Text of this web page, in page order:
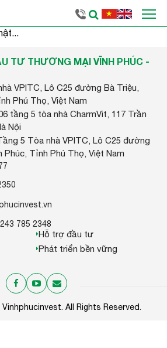
VÀ CHẾ ĐỘ ĐÃI NGỘ THÔNG BÁO
TƯ THƯƠNG MẠI VĨNH PHÚC -
VPITC, Lô C25 đường Bà Triệu,
Phú Thọ, Việt Nam
tầng 5 tòa nhà CharmVit, 117 Trần
Nội
5 Tòa nhà VPITC, Lô C25 đường
Phúc, Tỉnh Phú Thọ, Việt Nam
785 2348
Hỗ trợ đầu tư
Phát triển bền vững
All Rights Reserved.